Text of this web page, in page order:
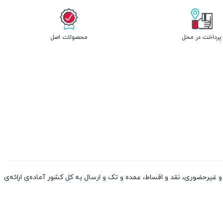
پرداخت در محل محصولات اصل
از چین و دوبی، به صورت حضوری و غیرحضوری، نقد و اقساط، عمده و تک و ارسال به کل کشور آماده‌ی ارائه‌ی